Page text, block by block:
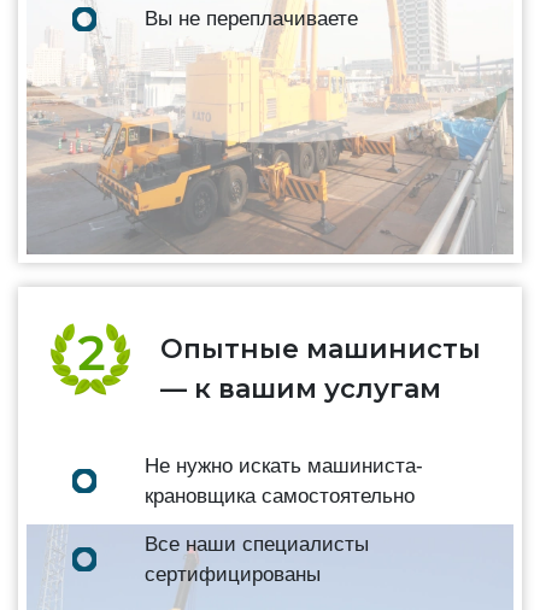
Вы не переплачиваете
Опытные машинисты
— к вашим услугам
Не нужно искать машиниста-
крановщика самостоятельно
Все наши специалисты
сертифицированы